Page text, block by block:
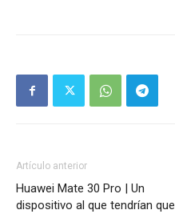
Artículo anterior
Huawei Mate 30 Pro | Un
dispositivo al que tendrían que